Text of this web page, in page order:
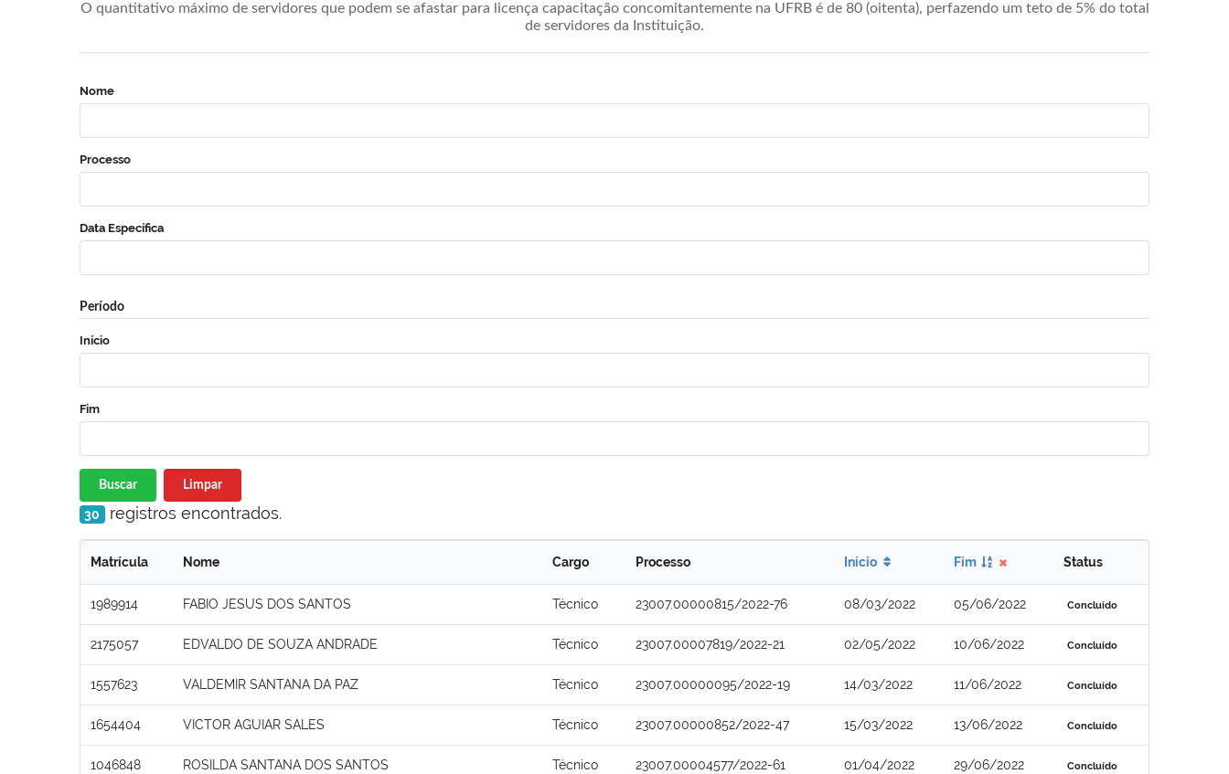
O quantitativo máximo de servidores que podem se afastar para licença capacitação concomitantemente na UFRB é de 80 (oitenta), perfazendo um teto de 5% do total
de servidores da Instituição.
Nome
Processo
Data Específica
Período
Início
Fim
Buscar Limpar
30 registros encontrados.
Matrícula Nome Cargo Processo Início Fim Status
1989914 FABIO JESUS DOS SANTOS Técnico 23007.00000815/2022-76 08/03/2022 05/06/2022 Concluído
2175057 EDVALDO DE SOUZA ANDRADE Técnico 23007.00007819/2022-21 02/05/2022 10/06/2022 Concluído
1557623 VALDEMIR SANTANA DA PAZ Técnico 23007.00000095/2022-19 14/03/2022 11/06/2022 Concluído
1654404 VICTOR AGUIAR SALES Técnico 23007.00000852/2022-47 15/03/2022 13/06/2022 Concluído
1046848 ROSILDA SANTANA DOS SANTOS Técnico 23007.00004577/2022-61 01/04/2022 29/06/2022 Concluído